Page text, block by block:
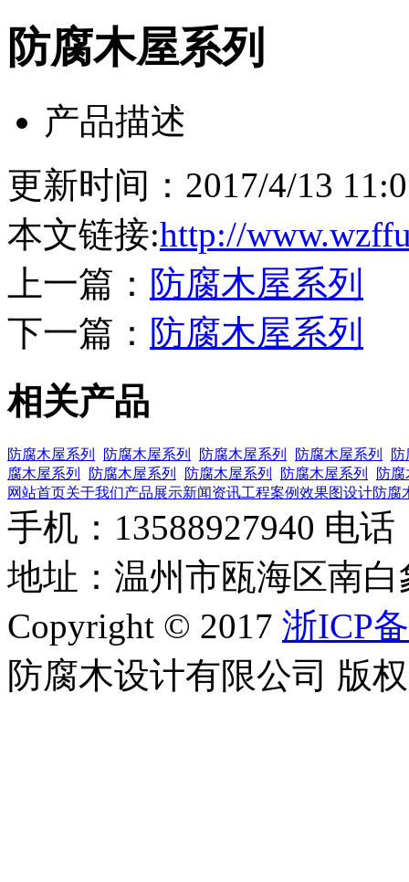
防腐木屋系列
产品描述
更新时间：2017/4/13
本文链接:http://
上一篇： 防腐木屋系列
下一篇： 防腐木屋系列
相关产品
防腐木屋系列 防腐木屋系列 防腐木屋系列 防腐木屋系列
腐木屋系列
防腐木屋系列 防腐木屋系列 防腐木屋系列
防
网站首页关于我们产品展示新闻资讯工程案例效果图设计防腐
手机：13588927940 电话
地址：温州市瓯海区南
Copyright © 2017 浙ICP
防腐木设计有限公司 版